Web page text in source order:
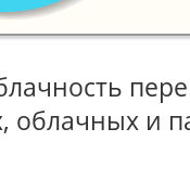
облачных и